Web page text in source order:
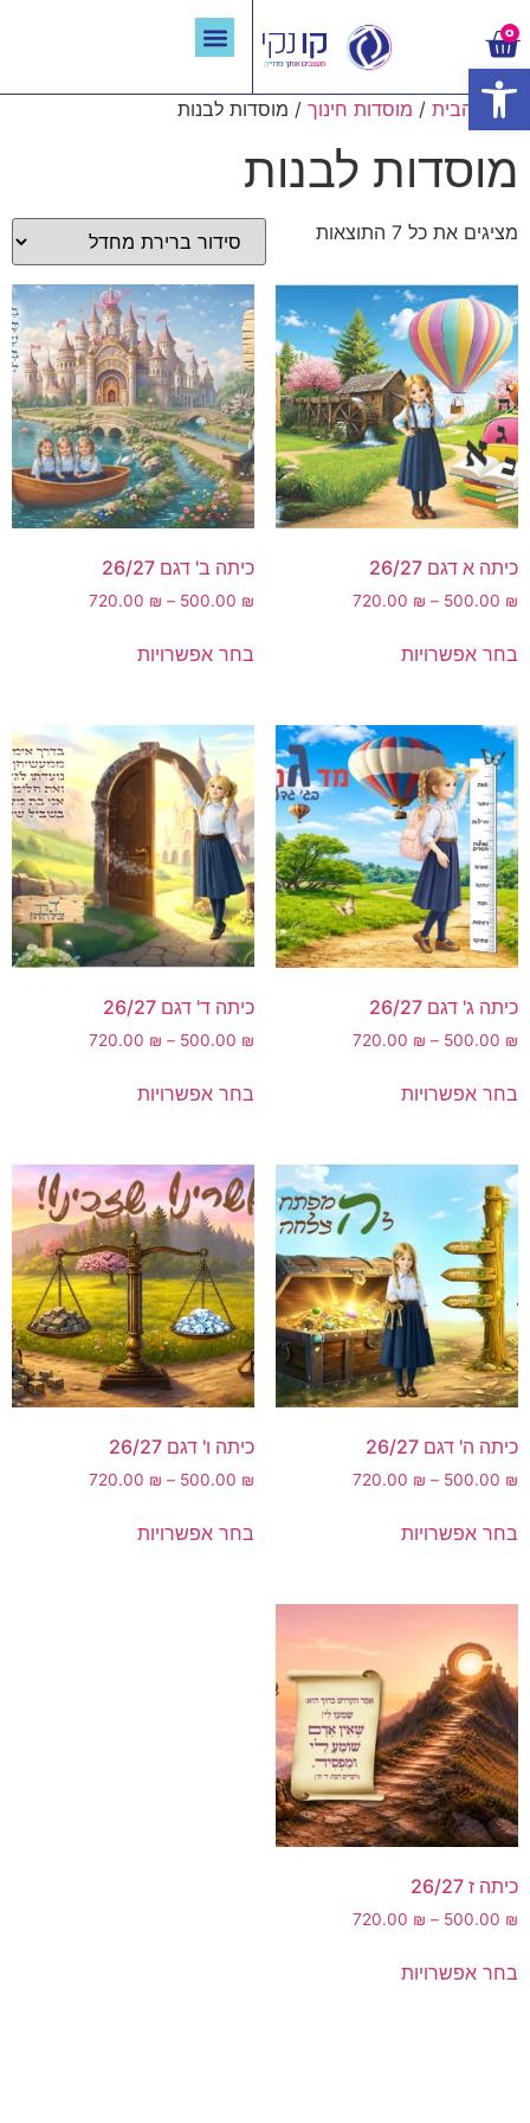
0
עמוד הבית / מוסדות חינוך / מוסדות לבנות
מוסדות לבנות
מציגים את כל ⁦7⁩ התוצאות
כיתה א דגם 26/27
500.00 ₪
–
720.00 ₪
בחר אפשרויות
כיתה ב' דגם 26/27
500.00 ₪
–
720.00 ₪
בחר אפשרויות
כיתה ג' דגם 26/27
500.00 ₪
–
720.00 ₪
בחר אפשרויות
כיתה ד' דגם 26/27
500.00 ₪
–
720.00 ₪
בחר אפשרויות
כיתה ה' דגם 26/27
500.00 ₪
–
720.00 ₪
בחר אפשרויות
כיתה ו' דגם 26/27
500.00 ₪
–
720.00 ₪
בחר אפשרויות
כיתה ז 26/27
500.00 ₪
–
720.00 ₪
בחר אפשרויות
פתח סרגל נגישות